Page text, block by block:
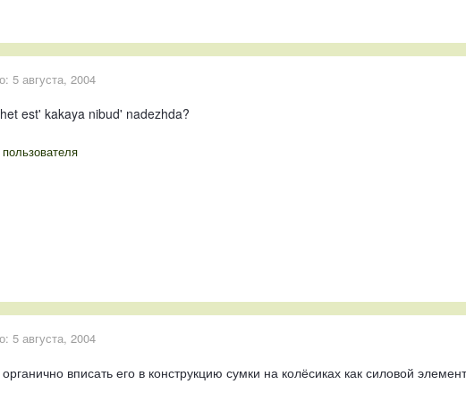
5 августа, 2004
est' kakaya nibud' nadezhda?
5 августа, 2004
вписать его в конструкцию сумки на колёсиках как силовой